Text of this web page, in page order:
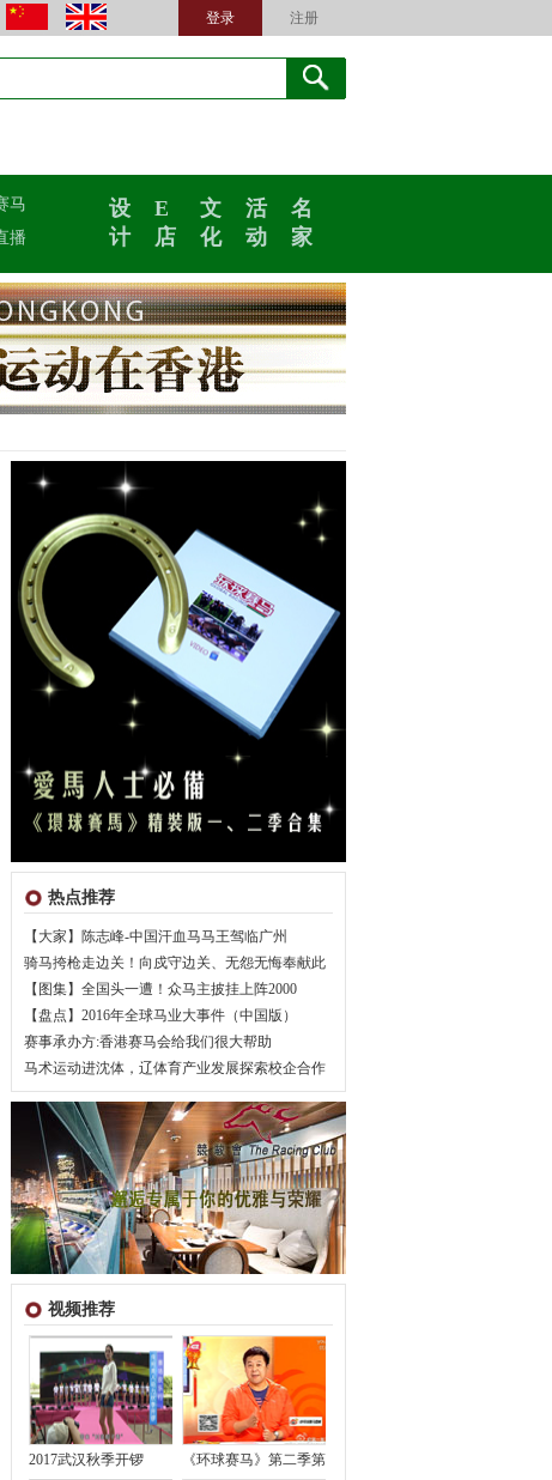
注册
登录
马
播
设
计
E
店
文
化
活
动
名
家
热点推荐
【大家】陈志峰-中国汗血马马王驾临广州
骑马挎枪走边关！向戍守边关、无怨无悔奉献此
【图集】全国头一遭！众马主披挂上阵2000
【盘点】2016年全球马业大事件（中国版）
赛事承办方:香港赛马会给我们很大帮助
马术运动进沈体，辽体育产业发展探索校企合作
视频推荐
2017武汉秋季开锣 《环球赛马》第二季第